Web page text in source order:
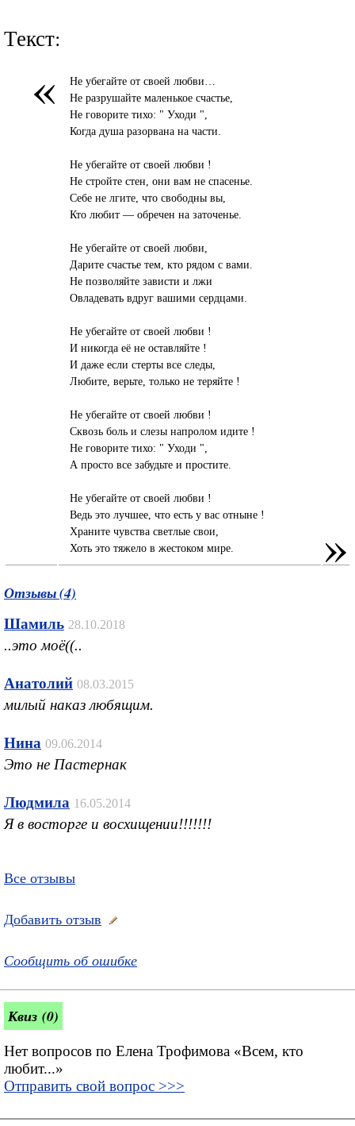
Текст:
«
Не убегайте от своей любви…
Не разрушайте маленькое счастье,
Не говорите тихо: " Уходи ",
Когда душа разорвана на части.
Не убегайте от своей любви !
Не стройте стен, они вам не спасенье.
Себе не лгите, что свободны вы,
Кто любит — обречен на заточенье.
Не убегайте от своей любви,
Дарите счастье тем, кто рядом с вами.
Не позволяйте зависти и лжи
Овладевать вдруг вашими сердцами.
Не убегайте от своей любви !
И никогда её не оставляйте !
И даже если стерты все следы,
Любите, верьте, только не теряйте !
Не убегайте от своей любви !
Сквозь боль и слезы напролом идите !
Не говорите тихо: " Уходи ",
А просто все забудьте и простите.
Не убегайте от своей любви !
Ведь это лучшее, что есть у вас отныне !
Храните чувства светлые свои,
Хоть это тяжело в жестоком мире.
»
Отзывы (4)
Шамиль 28.10.2018
..это моё((..
Анатолий 08.03.2015
милый наказ любящим.
Нина 09.06.2014
Это не Пастернак
Людмила 16.05.2014
Я в восторге и восхищении!!!!!!!
Все отзывы
Добавить отзыв
Сообщить об ошибке
Квиз (0)
Нет вопросов по Елена Трофимова «Всем, кто
любит...»
Отправить свой вопрос >>>